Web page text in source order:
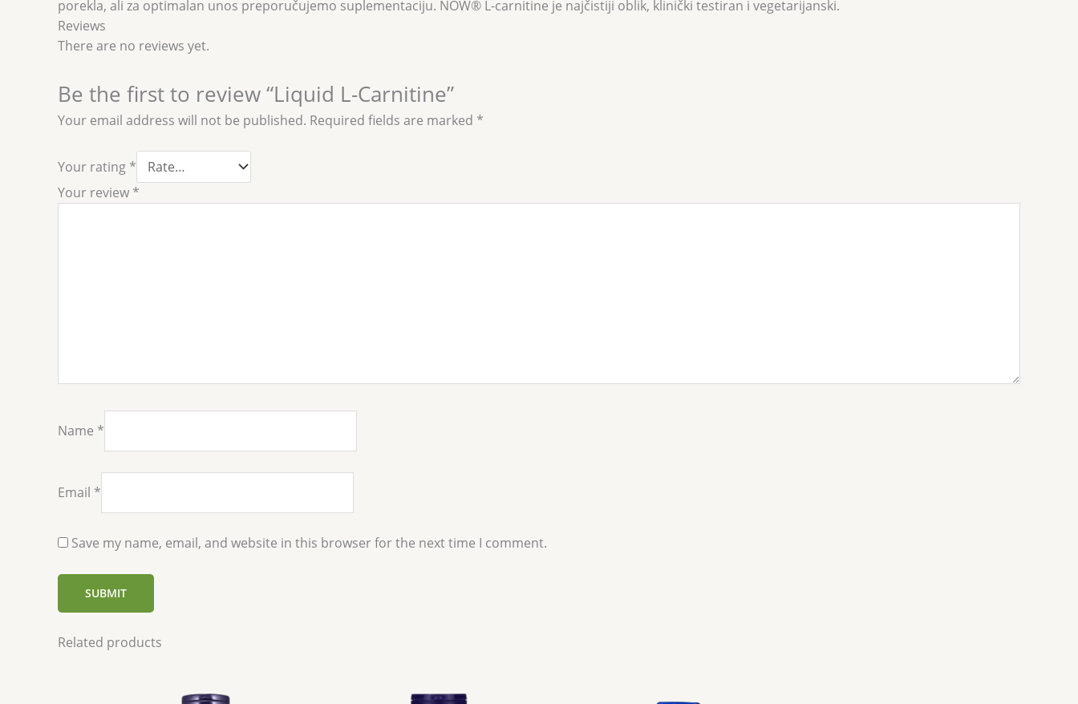
porekla, ali za optimalan unos preporučujemo suplementaciju. NOW® L-carnitine je najčistiji oblik, klinički testiran i vegetarijanski.
Reviews
There are no reviews yet.
Be the first to review “Liquid L-Carnitine”
Your email address will not be published. Required fields are marked *
Your rating *
Your review *
Name *
Email *
Save my name, email, and website in this browser for the next time I comment.
Related products